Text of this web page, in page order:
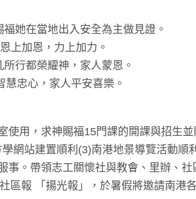
她在當地出入安全為主做見證。
上加恩，力上加力。
行都榮耀神，家人蒙恩。
忠心，家人平安喜樂。
用，求神賜福15門課的開課與招生
網站建置順利(3)南港地景導覽活動順
。帶領志工關懷社與教會、里辦、
區報 「揚光報」，於暑假將邀請南港